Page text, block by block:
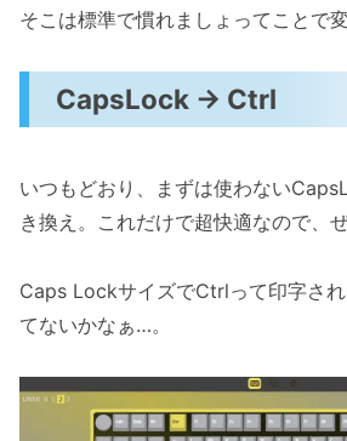
そこは標準で慣れましょってことで
CapsLock → Ctrl
いつもどおり、まずは使わない
き換え。これだけで超快適なので、
Caps LockサイズでCtrlって印字さ
てないかなぁ…。